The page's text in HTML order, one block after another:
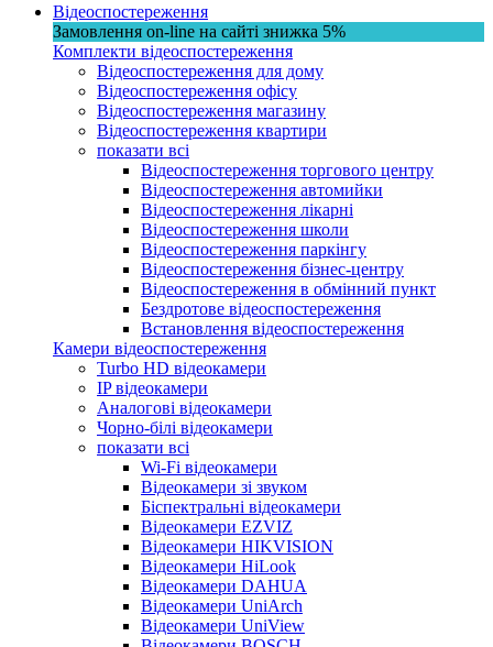
Відеоспостереження
Замовлення on-line на сайті знижка 5%
Комплекти відеоспостереження
Відеоспостереження для дому
Відеоспостереження офісу
Відеоспостереження магазину
Відеоспостереження квартири
показати всі
Відеоспостереження торгового центру
Відеоспостереження автомийки
Відеоспостереження лікарні
Відеоспостереження школи
Відеоспостереження паркінгу
Відеоспостереження бізнес-центру
Відеоспостереження в обмінний пункт
Бездротове відеоспостереження
Встановлення відеоспостереження
Камери відеоспостереження
Turbo HD відеокамери
IP відеокамери
Аналогові відеокамери
Чорно-білі відеокамери
показати всі
Wi-Fi відеокамери
Відеокамери зі звуком
Біспектральні відеокамери
Відеокамери EZVIZ
Відеокамери HIKVISION
Відеокамери HiLook
Відеокамери DAHUA
Відеокамери UniArch
Відеокамери UniView